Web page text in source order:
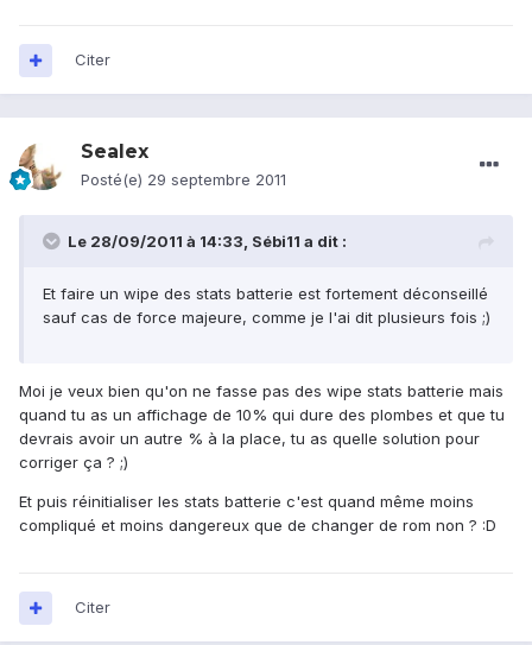
Citer
Sealex
Posté(e) 29 septembre 2011
Le 28/09/2011 à 14:33, Sébi11 a dit :
Et faire un wipe des stats batterie est fortement déconseillé
sauf cas de force majeure, comme je l'ai dit plusieurs fois ;)
Moi je veux bien qu'on ne fasse pas des wipe stats batterie mais
quand tu as un affichage de 10% qui dure des plombes et que tu
devrais avoir un autre % à la place, tu as quelle solution pour
corriger ça ? ;)
Et puis réinitialiser les stats batterie c'est quand même moins
compliqué et moins dangereux que de changer de rom non ? :D
Citer